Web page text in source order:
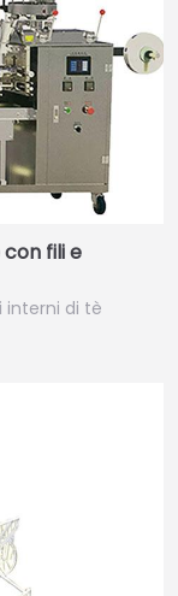
fili e
interni di tè